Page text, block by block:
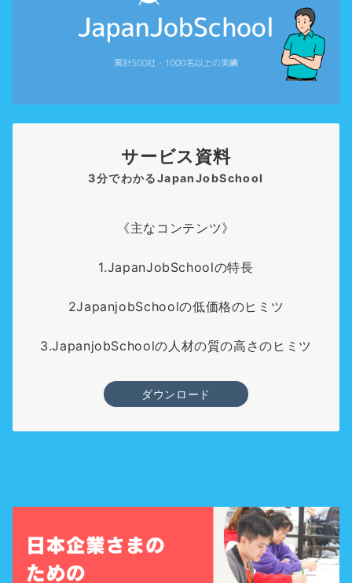
サービス資料
3分でわかるJapanJobSchool
《主なコンテンツ》
1.JapanJobSchoolの特長
2JapanjobSchoolの低価格のヒミツ
3.JapanjobSchoolの人材の質の高さのヒミツ
ダウンロード